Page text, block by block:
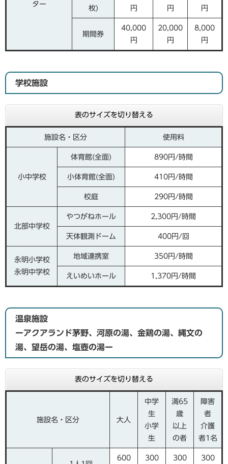
ター
枚)
円
円
円
期間券
40,000
円
20,000
円
8,000
円
学校施設
表のサイズを切り替える
施設名・区分 使用料
小中学校
体育館(全面) 890円/時間
小体育館(全面) 410円/時間
校庭 290円/時間
北部中学校
やつがねホール 2,300円/時間
天体観測ドーム 400円/回
永明小学校
永明中学校
地域連携室 350円/時間
えいめいホール 1,370円/時間
温泉施設
ーアクアランド茅野、河原の湯、金鶏の湯、縄文の
湯、望岳の湯、塩壺の湯ー
表のサイズを切り替える
施設名・区分 大人
中学
生
小学
生
満65
歳
以上
の者
障害
者
介護
者1名
600 300 300 300